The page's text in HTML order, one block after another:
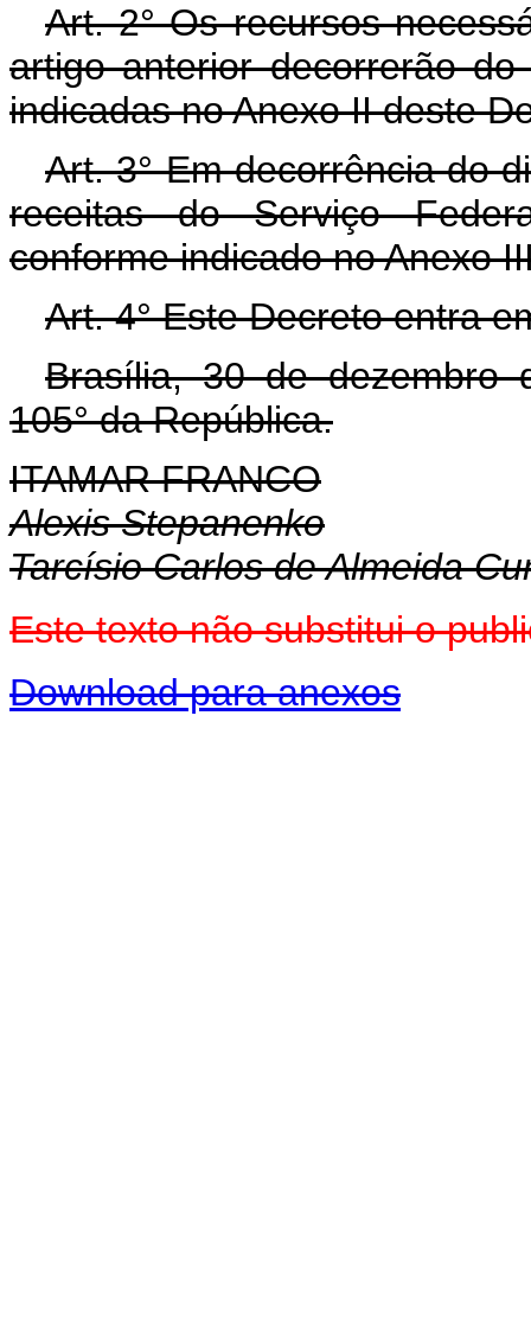
Art. 2° Os recursos
artigo anterior decorrerão
indicadas no Anexo II deste
Art. 3° Em decorrência do
receitas do Serviço
conforme indicado no Anexo
Art. 4° Este Decreto entra
Brasília, 30 de dezembro
105° da República.
ITAMAR FRANCO
Alexis Stepanenko
Tarcísio Carlos de Almeida
Este texto não substitui o
Download para anexos